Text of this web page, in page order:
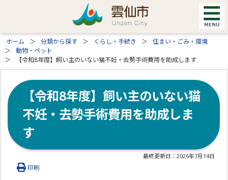
ホーム 分類から探す くらし・手続き
住まい・ごみ・環境
動物・ペット
【令和8年度】飼い主のいない猫不妊・去勢手術費用を助成します
【令和8年度】飼い主のいない猫
不妊・去勢手術費用を助成しま
す
最終更新日：2026年7月14日
印刷